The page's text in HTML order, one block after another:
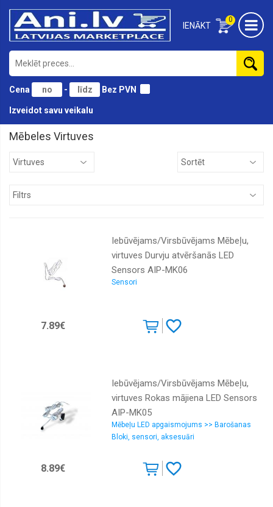
0
IENĀKT
Cena - Bez PVN
Izveidot savu veikalu
Divāni
Guļamistabai
Kumodes
Priekšnama
Skapji
Mēbeles Virtuves
Iebūvējams/Virsbūvējams Mēbeļu,
virtuves Durvju atvēršanās LED
Sensors AIP-MK06
Sensori
7.89€
Iebūvējams/Virsbūvējams Mēbeļu,
virtuves Rokas mājiena LED Sensors
AIP-MK05
Mēbeļu LED apgaismojums >> Barošanas
Bloki, sensori, aksesuāri
8.89€